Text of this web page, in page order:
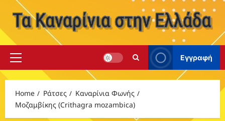
content
Primary
Εγγραφή
Home Ράτσες
Καναρίνια Φωνής
Μοζαμβίκης (Crithagra mozambica)